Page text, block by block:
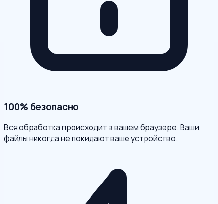
100% безопасно
Вся обработка происходит в вашем браузере. Ваши
файлы никогда не покидают ваше устройство.